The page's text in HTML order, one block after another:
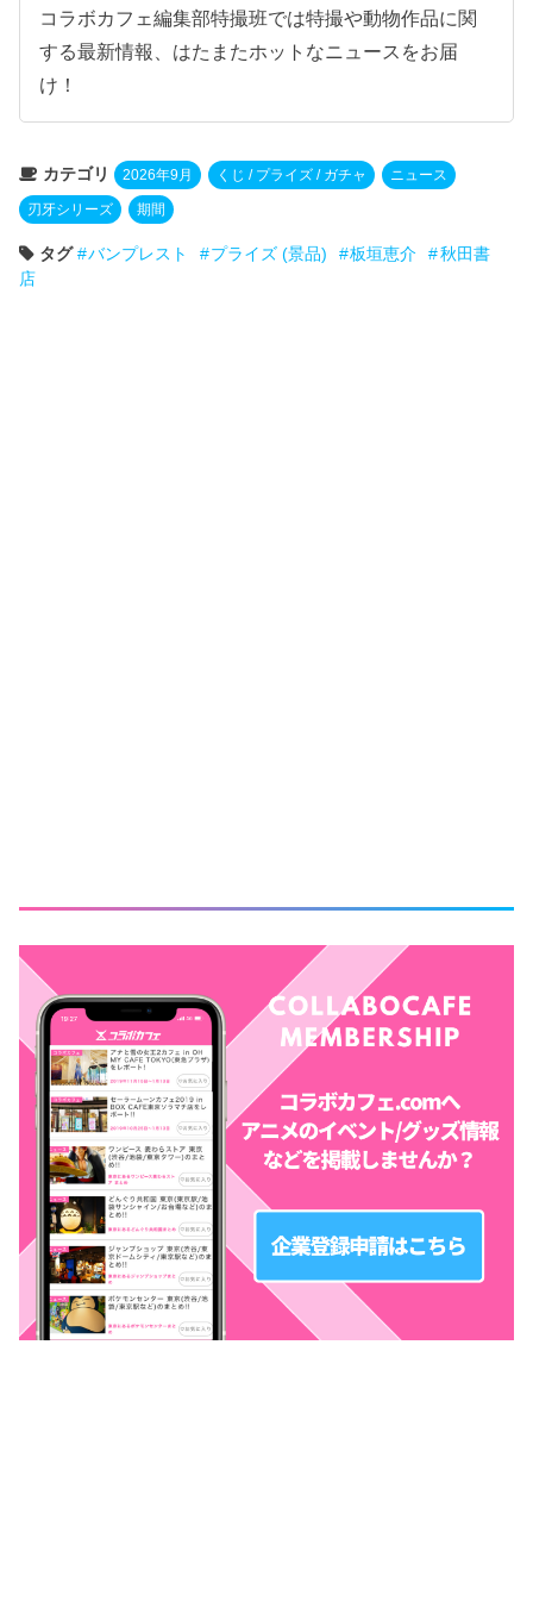
コラボカフェ編集部特撮班では特撮や動物作品に関
する最新情報、はたまたホットなニュースをお届
け！
カテゴリ 2026年9月 くじ / プライズ / ガチャ ニュース
刃牙シリーズ 期間
タグ バンプレスト プライズ (景品) 板垣恵介
秋田書
店